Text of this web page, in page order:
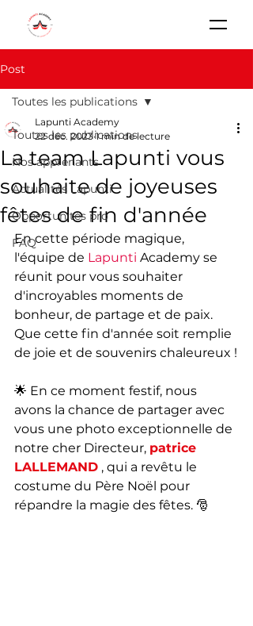
Post
Toutes les publications
Nos apprenants
Actualités Lapunti
Opportunités pro
FAQ
Toutes les publications
La team Lapunti vous
souhaite de joyeuses
fêtes de fin d'année
Lapunti Academy
22 déc. 2023 1 min de lecture
En cette période magique,
l'équipe de Lapunti Academy se
réunit pour vous souhaiter
d'incroyables moments de
bonheur, de partage et de paix.
Que cette fin d'année soit remplie
de joie et de souvenirs chaleureux !
🌟 En ce moment festif, nous
avons la chance de partager avec
vous une photo exceptionnelle de
notre cher Directeur, patrice
LALLEMAND , qui a revêtu le
costume du Père Noël pour
répandre la magie des fêtes. 🎅